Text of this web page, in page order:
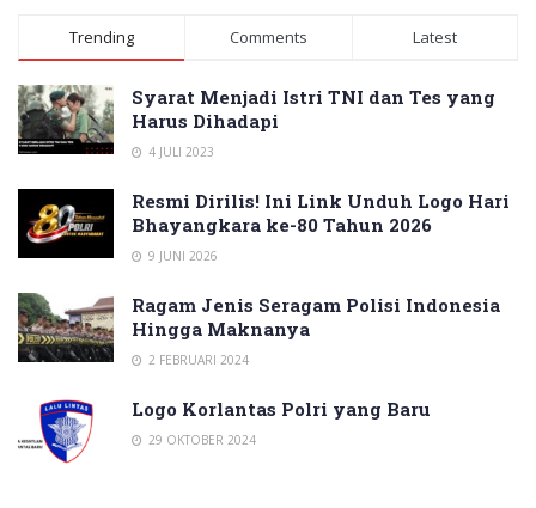
Trending Comments Latest
Syarat Menjadi Istri TNI dan Tes yang
Harus Dihadapi
4 JULI 2023
Resmi Dirilis! Ini Link Unduh Logo Hari
Bhayangkara ke-80 Tahun 2026
9 JUNI 2026
Ragam Jenis Seragam Polisi Indonesia
Hingga Maknanya
2 FEBRUARI 2024
Logo Korlantas Polri yang Baru
29 OKTOBER 2024